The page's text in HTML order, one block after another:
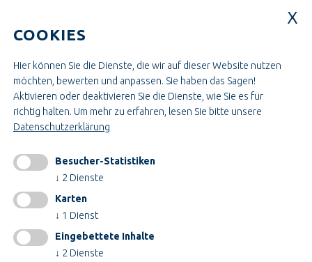
Ausbildung & Studium
Bau- & Projektleitung
Administration & Verwaltung
Handwerk & Montage
Konstruktion & Technik
INFORMATIONEN
Impressum
AGB
Datenschutz
Cookieeinstellungen ändern
COOKIES
Hier können Sie die Dienste, die wir auf dieser Website nutzen
möchten, bewerten und anpassen. Sie haben das Sagen!
Aktivieren oder deaktivieren Sie die Dienste, wie Sie es für
richtig halten. Um mehr zu erfahren, lesen Sie bitte unsere
Datenschutzerklärung
Besucher-Statistiken
↓ 2 Dienste
Karten
↓ 1 Dienst
Eingebettete Inhalte
↓ 2 Dienste